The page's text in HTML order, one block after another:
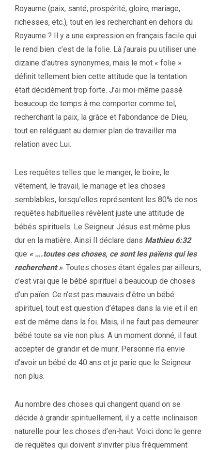
Royaume (paix, santé, prospérité, gloire, mariage,
richesses, etc.), tout en les recherchant en dehors du
Royaume ? Il y a une expression en français facile qui
le rend bien: c’est de la folie. Là j’aurais pu utiliser une
dizaine d’autres synonymes, mais le mot « folie »
définit tellement bien cette attitude que la tentation
était décidément trop forte. J’ai moi-même passé
beaucoup de temps à me comporter comme tel,
recherchant la paix, la grâce et l’abondance de Dieu,
tout en reléguant au dernier plan de travailler ma
relation avec Lui.
Les requêtes telles que le manger, le boire, le
vêtement, le travail, le mariage et les choses
semblables, lorsqu’elles représentent les 80% de nos
requêtes habituelles révèlent juste une attitude de
bébés spirituels. Le Seigneur Jésus est même plus
dur en la matière. Ainsi Il déclare dans Mathieu 6:32
que « ….toutes ces choses, ce sont les païens qui les
recherchent ». Toutes choses étant égales par ailleurs,
c’est vrai que le bébé spirituel a beaucoup de choses
d’un païen. Ce n’est pas mauvais d’être un bébé
spirituel, tout est question d’étapes dans la vie et il en
est de même dans la foi. Mais, il ne faut pas demeurer
bébé toute sa vie non plus. A un moment donné, il faut
accepter de grandir et de murir. Personne n’a envie
d’avoir un bébé de 40 ans et je parie que le Seigneur
non plus.
Au nombre des choses qui changent quand on se
décide à grandir spirituellement, il y a cette inclinaison
naturelle pour les choses d’en-haut. Voici donc le genre
de requêtes qui doivent s’inviter plus fréquemment